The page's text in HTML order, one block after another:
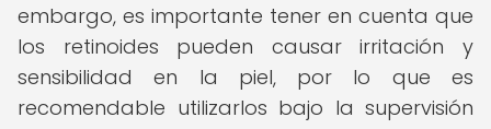
embargo, es importante tener en cuenta que
los retinoides pueden causar irritación y
sensibilidad en la piel, por lo que es
recomendable utilizarlos bajo la supervisión